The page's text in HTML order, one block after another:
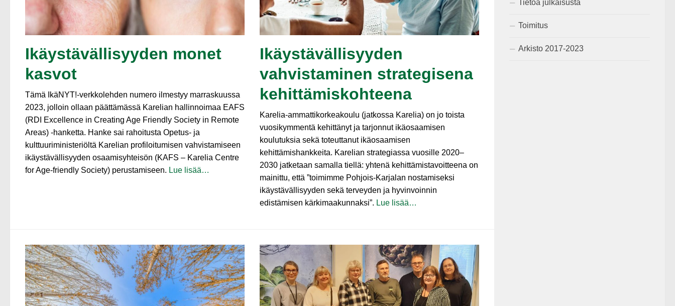
Ikäystävällisyyden monet
kasvot
Tämä IkäNYT!-verkkolehden numero ilmestyy marraskuussa
2023, jolloin ollaan päättämässä Karelian hallinnoimaa EAFS
(RDI Excellence in Creating Age Friendly Society in Remote
Areas) ‑hanketta. Hanke sai rahoitusta Opetus- ja
kulttuuriministeriöltä Karelian profiloitumisen vahvistamiseen
ikäystävällisyyden osaamisyhteisön (KAFS – Karelia Centre
for Age-friendly Society) perustamiseen. Lue lisää…
Ikäystävällisyyden
vahvistaminen strategisena
kehittämiskohteena
Karelia-ammattikorkeakoulu (jatkossa Karelia) on jo toista
vuosikymmentä kehittänyt ja tarjonnut ikäosaamisen
koulutuksia sekä toteuttanut ikäosaamisen
kehittämishankkeita. Karelian strategiassa vuosille 2020–
2030 jatketaan samalla tiellä: yhtenä kehittämistavoitteena on
mainittu, että ”toimimme Pohjois-Karjalan nostamiseksi
ikäystävällisyyden sekä terveyden ja hyvinvoinnin
edistämisen kärkimaakunnaksi”. Lue lisää…
Tietoa julkaisusta
Toimitus
Arkisto 2017-2023